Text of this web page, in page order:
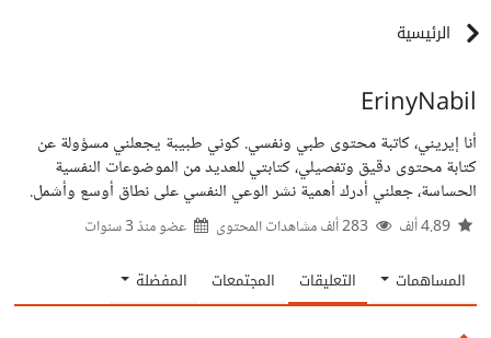
الرئيسية
ErinyNabil
أنا إيريني، كاتبة محتوى طبي ونفسي. كوني طبيبة يجعلني مسؤولة عن
كتابة محتوى دقيق وتفصيلي، كتابتي للعديد من الموضوعات النفسية
الحساسة، جعلني أدرك أهمية نشر الوعي النفسي على نطاق أوسع وأشمل.
عضو منذ3 سنوات
المساهمات التعليقات المجتمعات المفضلة